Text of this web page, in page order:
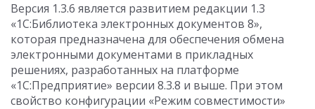
Версия 1.3.6 является развитием редакции 1.3
«1С:Библиотека электронных документов 8»,
которая предназначена для обеспечения обмена
электронными документами в прикладных
решениях, разработанных на платформе
«1С:Предприятие» версии 8.3.8 и выше. При этом
свойство конфигурации «Режим совместимости»